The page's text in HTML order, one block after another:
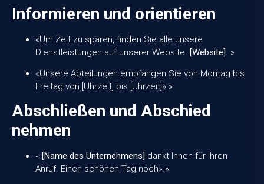
Informieren und orientieren
«Um Zeit zu sparen, finden Sie alle unsere
Dienstleistungen auf unserer Website.
[Website] . »
«Unsere Abteilungen empfangen Sie von Montag bis
Freitag von [Uhrzeit] bis [Uhrzeit]».»
Abschließen und Abschied
nehmen
« [Name des Unternehmens] dankt Ihnen für Ihren
Anruf. Einen schönen Tag noch».»